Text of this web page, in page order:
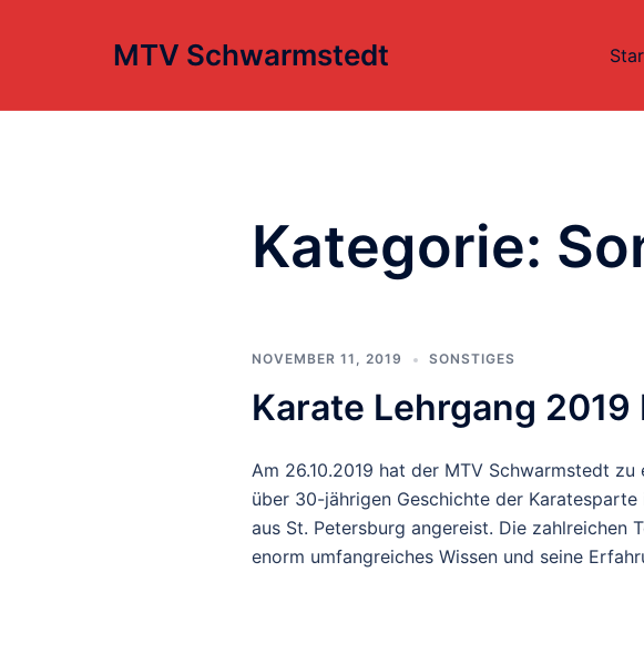
MTV Schwarmstedt
Kategorie:
NOVEMBER 11, 2019 SONSTIGES
Karate Lehrgang
Am 26.10.2019 hat der MTV Schwarmstedt
über 30-jährigen Geschichte der
aus St. Petersburg angereist. Die zahlreichen
enorm umfangreiches Wissen und seine